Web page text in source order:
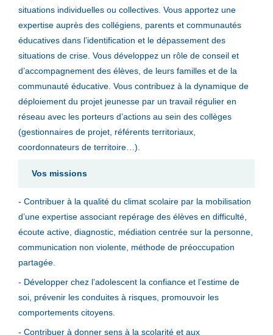
situations individuelles ou collectives. Vous apportez une
expertise auprès des collégiens, parents et communautés
éducatives dans l’identification et le dépassement des
situations de crise. Vous développez un rôle de conseil et
d’accompagnement des élèves, de leurs familles et de la
communauté éducative. Vous contribuez à la dynamique de
déploiement du projet jeunesse par un travail régulier en
réseau avec les porteurs d’actions au sein des collèges
(gestionnaires de projet, référents territoriaux,
coordonnateurs de territoire…).
Vos missions
- Contribuer à la qualité du climat scolaire par la mobilisation
d’une expertise associant repérage des élèves en difficulté,
écoute active, diagnostic, médiation centrée sur la personne,
communication non violente, méthode de préoccupation
partagée.
- Développer chez l’adolescent la confiance et l’estime de
soi, prévenir les conduites à risques, promouvoir les
comportements citoyens.
- Contribuer à donner sens à la scolarité et aux